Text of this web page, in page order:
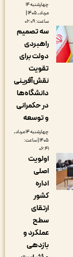
چهارشنبه ۱۴
مرداد, ۱۴۰۵ |
سه تصمیم
راهبردی
دولت برای
نقش‌آفرینی
دانشگاه‌ها
در حکمرانی
و توسعه
چهارشنبه ۱۴ مرداد,
۱۴۰۵ | ساعت:
اولویت
اصلی
اداره
عملکرد و
بازدهی